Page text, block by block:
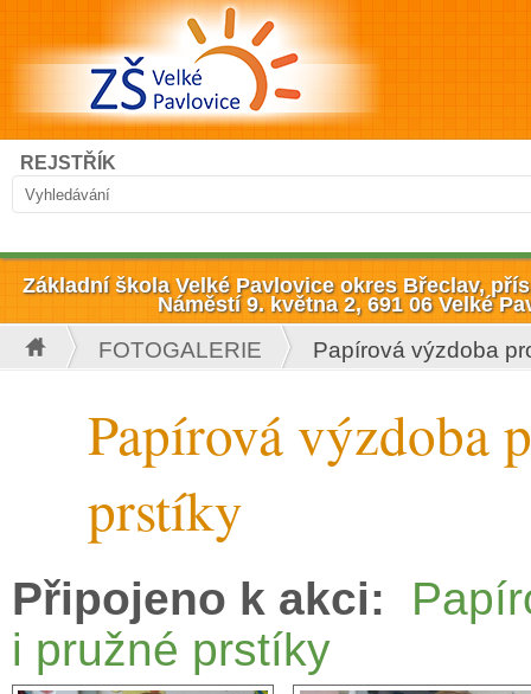
Přejít k hlavnímu obsahu
Vyhledávání
Hledat
REJSTŘÍK
Základní škola Velké Pavlovice okres Břeclav,
Náměstí 9. května 2, 691 06 Velké
Jste zde
FOTOGALERIE Papírová výzdoba
Papírová výzdoba
prstíky
Připojeno k akci:
i pružné prstíky